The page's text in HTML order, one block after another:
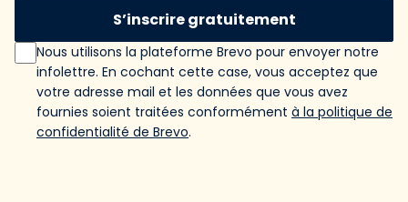
S’inscrire gratuitement
Nous utilisons la plateforme Brevo pour envoyer notre
infolettre. En cochant cette case, vous acceptez que
votre adresse mail et les données que vous avez
fournies soient traitées conformément à la politique de
confidentialité de Brevo.